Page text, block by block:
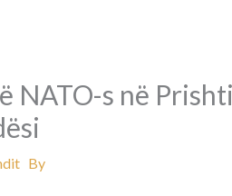
NATO-s në
By